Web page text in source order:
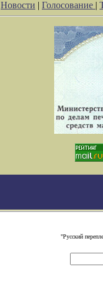
Новости | Голосование |
"Русский